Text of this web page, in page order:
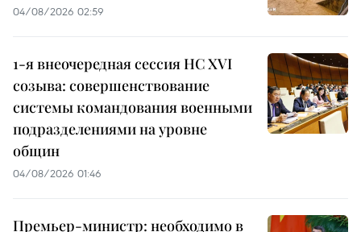
04/08/2026 02:59
1-я внеочередная сессия НС XVI
созыва: совершенствование
системы командования военными
подразделениями на уровне
общин
04/08/2026 01:46
Премьер-министр: необходимо в